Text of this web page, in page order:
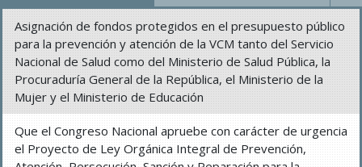
Asignación de fondos protegidos en el presupuesto público
para la prevención y atención de la VCM tanto del Servicio
Nacional de Salud como del Ministerio de Salud Pública, la
Procuraduría General de la República, el Ministerio de la
Mujer y el Ministerio de Educación
Que el Congreso Nacional apruebe con carácter de urgencia
el Proyecto de Ley Orgánica Integral de Prevención,